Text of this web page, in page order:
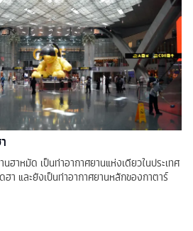
ฮาหมัด เป็นท่าอากาศยานแห่งเดียวในประเทศ
า และยังเป็นท่าอากาศยานหลักของกาตาร์